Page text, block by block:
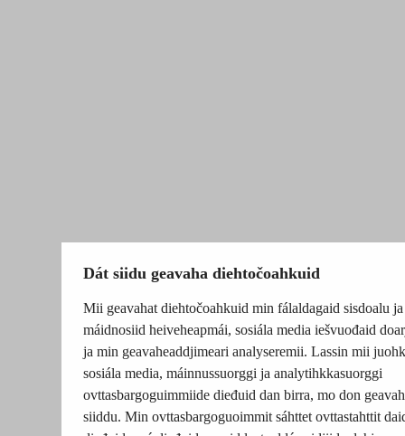
Dát siidu geavaha diehtočoahkuid
Mii geavahat diehtočoahkuid min fálaldagaid sisdoalu ja
máidnosiid heiveheapmái, sosiála media iešvuođaid
ja min geavaheaddjimeari analyseremii. Lassin mii
sosiála media, máinnussuorggi ja analytihkkasuorggi
ovttasbargoguimmiide dieđuid dan birra, mo don
siiddu. Min ovttasbargoguoimmit sáhttet ovttastahttit